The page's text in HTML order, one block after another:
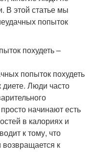
В этой статье мы
попыток
похудеть –
попыток похудеть
Люди часто
начинают есть
в калориях и
к тому, что
возвращается к